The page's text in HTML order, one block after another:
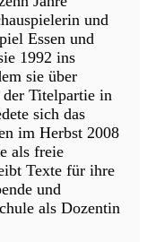
und
Essen und
1992 ins
sie über
der Titelpartie in
sich das
im Herbst 2008
als freie
Texte für ihre
und
als Dozentin